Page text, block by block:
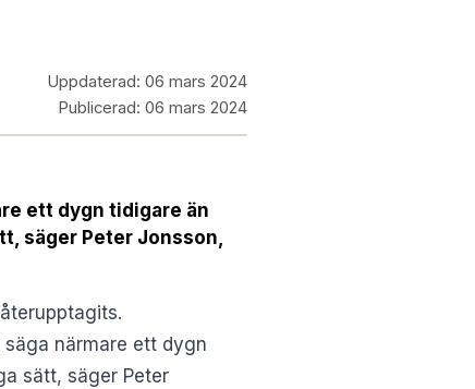
Uppdaterad: 06 mars 2024
Publicerad: 06 mars 2024
ett dygn tidigare än
säger Peter Jonsson,
närmare ett dygn
sätt, säger Peter